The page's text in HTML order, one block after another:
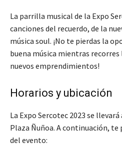
La parrilla musical de la Expo
canciones del recuerdo, de la
música soul. ¡No te pierdas la
buena música mientras recorres
nuevos emprendimientos!
Horarios y ubicación
La Expo Sercotec 2023 se
Plaza Ñuñoa. A continuación,
del evento: